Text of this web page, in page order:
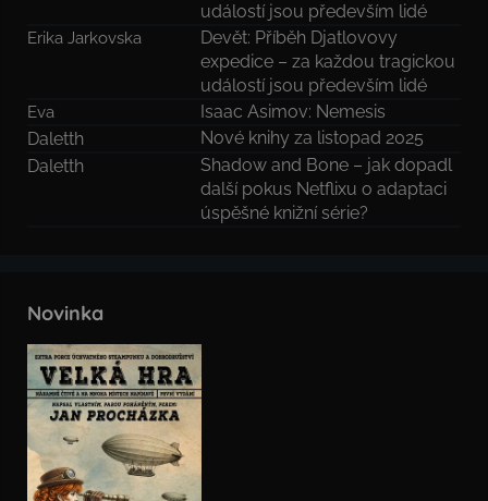
událostí jsou především lidé
Erika Jarkovska
Devět: Příběh Djatlovovy
expedice – za každou tragickou
událostí jsou především lidé
Eva
Isaac Asimov: Nemesis
Daletth
Nové knihy za listopad 2025
Daletth
Shadow and Bone – jak dopadl
další pokus Netflixu o adaptaci
úspěšné knižní série?
Novinka